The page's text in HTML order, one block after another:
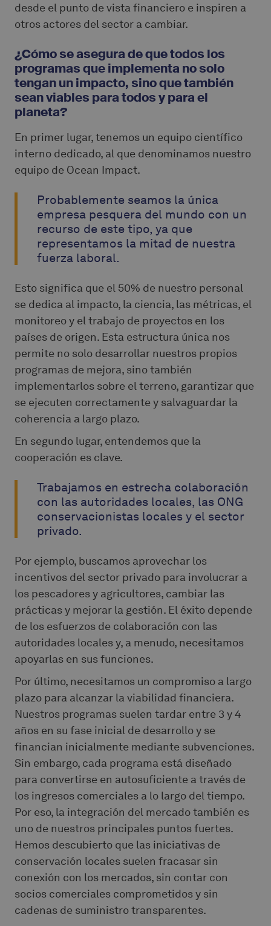
desde el punto de vista financiero e inspiren a
otros actores del sector a cambiar.
¿Cómo se asegura de que todos los
programas que implementa no solo
tengan un impacto, sino que también
sean viables para todos y para el
planeta?
En primer lugar, tenemos un equipo científico
interno dedicado, al que denominamos nuestro
equipo de Ocean Impact.
Probablemente seamos la única
empresa pesquera del mundo con un
recurso de este tipo, ya que
representamos la mitad de nuestra
fuerza laboral.
Esto significa que el 50% de nuestro personal
se dedica al impacto, la ciencia, las métricas, el
monitoreo y el trabajo de proyectos en los
países de origen. Esta estructura única nos
permite no solo desarrollar nuestros propios
programas de mejora, sino también
implementarlos sobre el terreno, garantizar que
se ejecuten correctamente y salvaguardar la
coherencia a largo plazo.
En segundo lugar, entendemos que la
cooperación es clave.
Trabajamos en estrecha colaboración
con las autoridades locales, las ONG
conservacionistas locales y el sector
privado.
Por ejemplo, buscamos aprovechar los
incentivos del sector privado para involucrar a
los pescadores y agricultores, cambiar las
prácticas y mejorar la gestión. El éxito depende
de los esfuerzos de colaboración con las
autoridades locales y, a menudo, necesitamos
apoyarlas en sus funciones.
Por último, necesitamos un compromiso a largo
plazo para alcanzar la viabilidad financiera.
Nuestros programas suelen tardar entre 3 y 4
años en su fase inicial de desarrollo y se
financian inicialmente mediante subvenciones.
Sin embargo, cada programa está diseñado
para convertirse en autosuficiente a través de
los ingresos comerciales a lo largo del tiempo.
Por eso, la integración del mercado también es
uno de nuestros principales puntos fuertes.
Hemos descubierto que las iniciativas de
conservación locales suelen fracasar sin
conexión con los mercados, sin contar con
socios comerciales comprometidos y sin
cadenas de suministro transparentes.